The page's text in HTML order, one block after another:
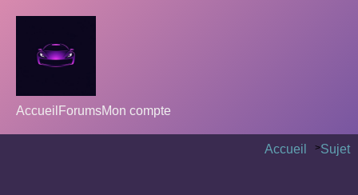
Accueil ForumsMon compte
Accueil >Sujet